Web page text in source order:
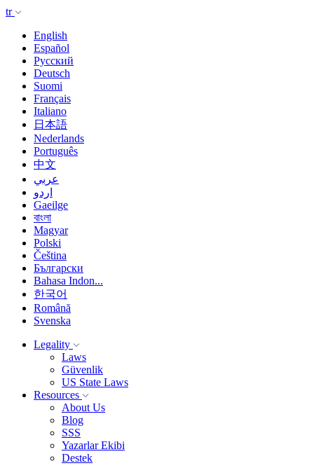
tr
English
Español
Русский
Deutsch
Suomi
Français
Italiano
日本語
Nederlands
Português
中文
عربي
اردو
Gaeilge
বাংলা
Magyar
Polski
Čeština
Български
Bahasa Indon...
한국어
Română
Svenska
Legality
Laws
Güvenlik
US State Laws
Resources
About Us
Blog
SSS
Yazarlar Ekibi
Destek